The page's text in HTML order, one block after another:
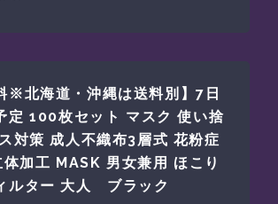
※北海道・沖縄は送料別】7日
定 100枚セット マスク 使い捨
対策 成人不織布3層式 花粉症
加工 MASK 男女兼用 ほこり
ルター 大人 ブラック